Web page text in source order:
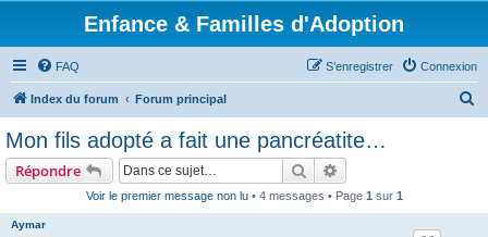
Enfance & Familles d'Adoption
FAQ Connexion
S’enregistrer
Index du forum Forum principal
Mon fils adopté a fait une pancréatite…
Répondre Rechercher
Voir le premier message non lu• 4 messages • Page 1 sur 1
Aymar